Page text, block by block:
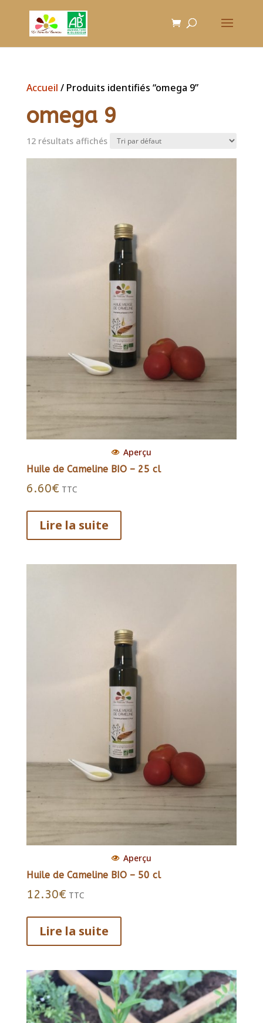
Accueil / Produits identifiés “omega 9”
omega 9
12 résultats affichés
Aperçu
Huile de Cameline BIO – 25 cl
6.60€ TTC
Lire la suite
Aperçu
Huile de Cameline BIO – 50 cl
12.30€ TTC
Lire la suite